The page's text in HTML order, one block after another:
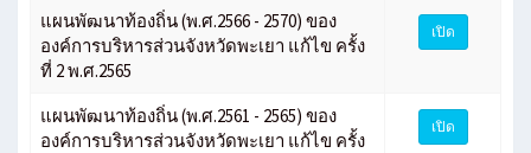
แผนพัฒนาท้องถิ่น (พ.ศ.2566 - 2570) ของ
องค์การบริหารส่วนจังหวัดพะเยา แก้ไข ครั้ง
ที่ 2 พ.ศ.2565
เปิด
แผนพัฒนาท้องถิ่น (พ.ศ.2561 - 2565) ของ
องค์การบริหารส่วนจังหวัดพะเยา แก้ไข ครั้ง
เปิด